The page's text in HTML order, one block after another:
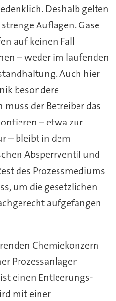
Deshalb gelten
Auflagen. Gase
auf keinen Fall
– weder im laufenden
Auch hier
besondere
der Betreiber das
– etwa zur
– bleibt in dem
Absperrventil und
des Prozessmediums
um die gesetzlichen
aufgefangen
Chemiekonzern
Prozessanlagen
einen Entleerungs-
mit einer